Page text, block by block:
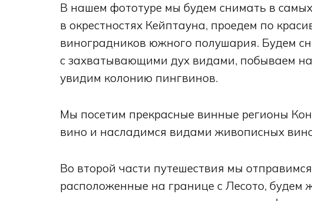
В нашем фототуре мы будем снимать в
в окрестностях Кейптауна, проедем по
виноградников южного полушария. Будем
с захватывающими дух видами, побываем
увидим колонию пингвинов.
Мы посетим прекрасные винные регионы
вино и насладимся видами живописных
Во второй части путешествия мы
расположенные на границе с Лесото,